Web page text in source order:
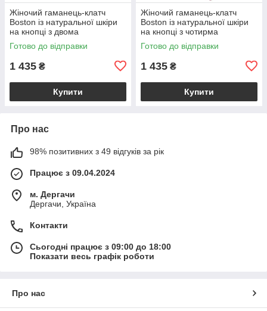
Жіночий гаманець-клатч
Boston із натуральної шкіри
на кнопці з двома
відділеннями на блискавці,
фіолетово-сірий VL18846
Готово до відправки
1 435 ₴
Купити
Жіночий гаманець-клатч
Boston із натуральної шкіри
на кнопці з чотирма
відділеннями для купюр,
рожевий VL18847
Готово до відправки
1 435 ₴
Купити
Про нас
98% позитивних з 49 відгуків за рік
Працює з 09.04.2024
м. Дергачи
Дергачи, Україна
Контакти
Сьогодні працює з 09:00 до 18:00
Показати весь графік роботи
Про нас